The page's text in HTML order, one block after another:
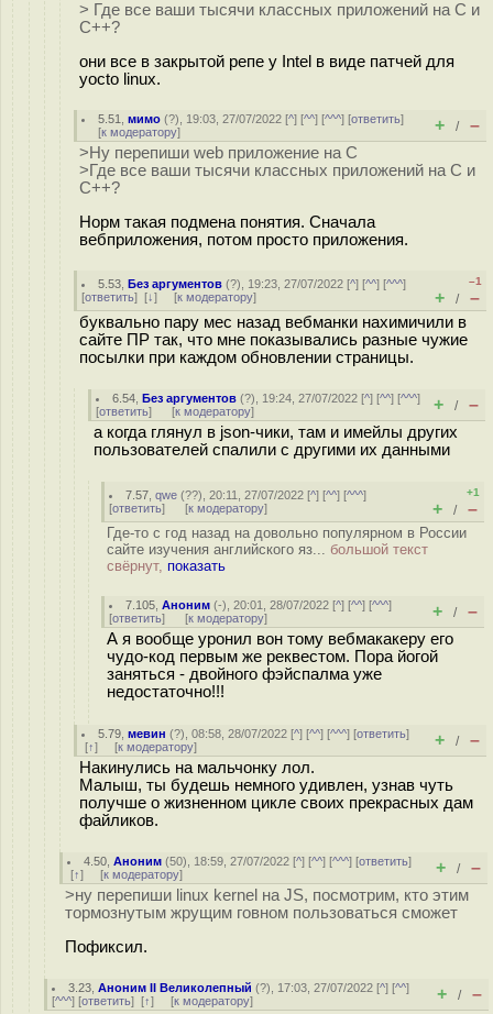
> Где все ваши тысячи классных приложений на С и
С++?
они все в закрытой репе у Intel в виде патчей для
yocto linux.
5.51 ,мимо (?), 19:03, 27/07/2022 [^] [^^] [^^^] [ответить]
[к модератору] + / –
>Ну перепиши web приложение на C
>Где все ваши тысячи классных приложений на С и
С++?
Норм такая подмена понятия. Сначала
вебприложения, потом просто приложения.
5.53 ,Без аргументов (?), 19:23, 27/07/2022 [^] [^^] [^^^]
[ответить] [↓] [к модератору]
–1
+ / –
буквально пару мес назад вебманки нахимичили в
сайте ПР так, что мне показывались разные чужие
посылки при каждом обновлении страницы.
6.54 ,Без аргументов (?), 19:24, 27/07/2022 [^] [^^] [^^^]
[ответить] [к модератору] + / –
а когда глянул в json-чики, там и имейлы других
пользователей спалили с другими их данными
7.57 ,qwe (??), 20:11, 27/07/2022 [^] [^^] [^^^]
[ответить] [к модератору]
+1
+ / –
Где-то с год назад на довольно популярном в России
сайте изучения английского яз... большой текст
свёрнут, показать
7.105 ,Аноним (-), 20:01, 28/07/2022 [^] [^^] [^^^]
[ответить] [к модератору] + / –
А я вообще уронил вон тому вебмакакеру его
чудо-код первым же реквестом. Пора йогой
заняться - двойного фэйспалма уже
недостаточно!!!
5.79 ,мевин (?), 08:58, 28/07/2022 [^] [^^] [^^^] [ответить]
[↑] [к модератору] + / –
Накинулись на мальчонку лол.
Малыш, ты будешь немного удивлен, узнав чуть
получше о жизненном цикле своих прекрасных дам
файликов.
4.50 ,Аноним (50), 18:59, 27/07/2022 [^] [^^] [^^^] [ответить]
[↑] [к модератору] + / –
>ну перепиши linux kernel на JS, посмотрим, кто этим
тормознутым жрущим говном пользоваться сможет
Пофиксил.
3.23 ,Аноним II Великолепный (?), 17:03, 27/07/2022 [^] [^^]
[^^^] [ответить] [↑] [к модератору] + / –